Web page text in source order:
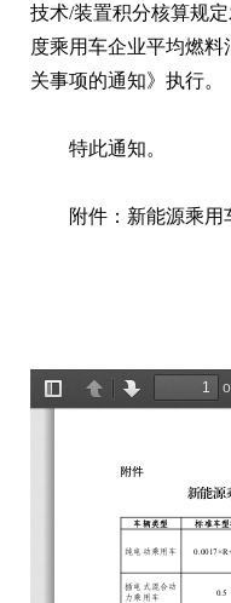
技术/装置积分核算规
度乘用车企业平均燃
关事项的通知》执行。
特此通知。
附件：新能源乘